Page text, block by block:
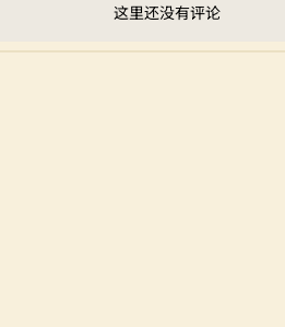
这里还没有评论